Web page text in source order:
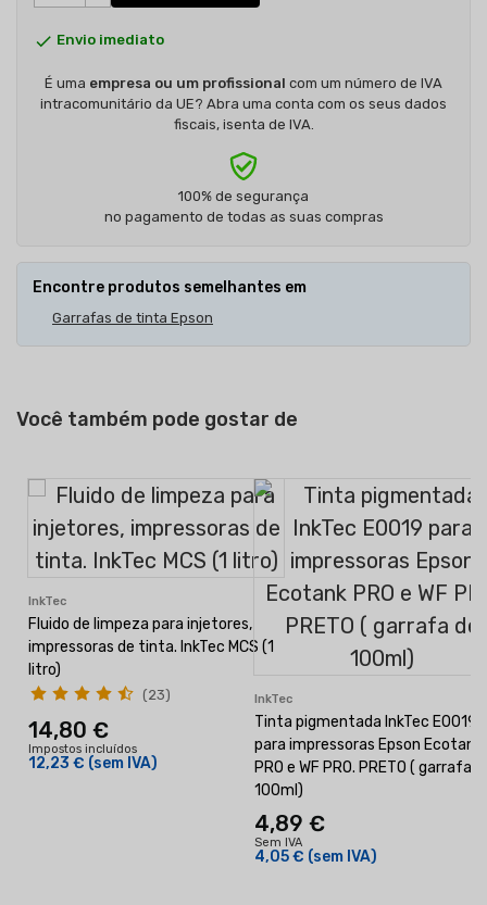
 Envio imediato
É uma empresa ou um profissional com um número de IVA
intracomunitário da UE? Abra uma conta com os seus dados
fiscais, isenta de IVA.
100% de segurança
no pagamento de todas as suas compras
Encontre produtos semelhantes em
Garrafas de tinta Epson
Você também pode gostar de
InkTec
Fluido de limpeza para injetores,
impressoras de tinta. InkTec MCS (1
litro)
14,80 €
Impostos incluídos
12,23 € (sem IVA)
(23) InkTec
Tinta pigmentada InkTec E0019
para impressoras Epson Ecotank
PRO e WF PRO. PRETO ( garrafa
100ml)
4,89 €
Sem IVA
4,05 € (sem IVA)